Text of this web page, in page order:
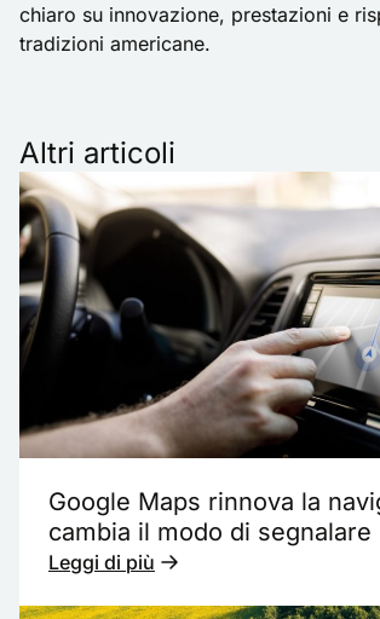
chiaro su innovazione, prestazioni e
tradizioni americane.
Altri articoli
Google Maps rinnova la
cambia il modo di
Leggi di più